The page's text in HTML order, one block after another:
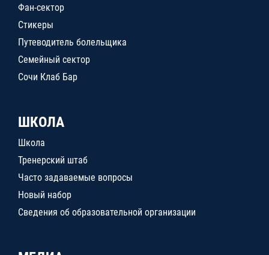
Фан-сектор
Стикеры
Путеводитель болельщика
Семейный сектор
Сочи Клаб Бар
ШКОЛА
Школа
Тренерский штаб
Часто задаваемые вопросы
Новый набор
Сведения об образовательной организации